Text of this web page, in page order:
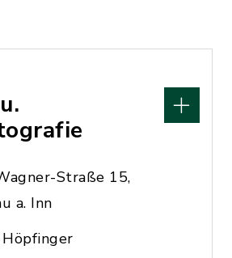
Straße 15,
a. Inn